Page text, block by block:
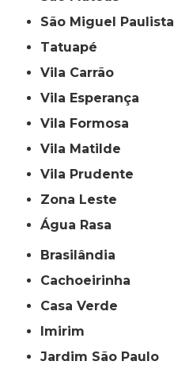
São Miguel Paulista
Tatuapé
Vila Carrão
Vila Esperança
Vila Formosa
Vila Matilde
Vila Prudente
Zona Leste
Água Rasa
Brasilândia
Cachoeirinha
Casa Verde
Imirim
Jardim São Paulo